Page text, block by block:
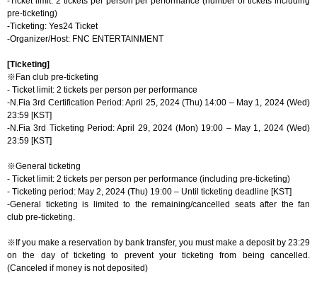
pre-ticketing)
-Ticketing: Yes24 Ticket
-Organizer/Host: FNC ENTERTAINMENT
[Ticketing]
※ Fan club pre-ticketing
- Ticket limit: 2 tickets per person per performance
-N.Fia 3rd Certification Period: April 25, 2024 (Thu) 14:00 – May 1, 2024 (Wed)
23:59 [KST]
-N.Fia 3rd Ticketing Period: April 29, 2024 (Mon) 19:00 – May 1, 2024 (Wed)
23:59 [KST]
※General ticketing
- Ticket limit: 2 tickets per person per performance (including pre-ticketing)
- Ticketing period: May 2, 2024 (Thu) 19:00 – Until ticketing deadline [KST]
-General ticketing is limited to the remaining/cancelled seats after the fan
club pre-ticketing.
※ If you make a reservation by bank transfer, you must make a deposit by 23:29
on the day of ticketing to prevent your ticketing from being cancelled.
(Canceled if money is not deposited)